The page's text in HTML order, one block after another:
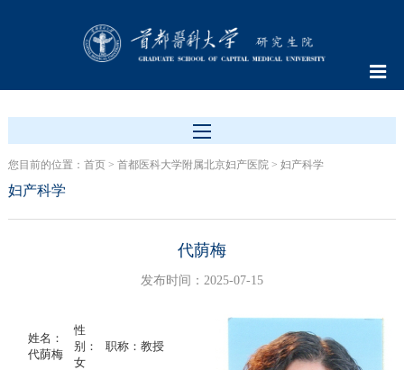
您目前的位置： 首页> 首都医科大学附属北京妇产医院> 妇产科学
妇产科学
代荫梅
发布时间：2025-07-15
姓名：
代荫梅
性
别：
女
职称：教授